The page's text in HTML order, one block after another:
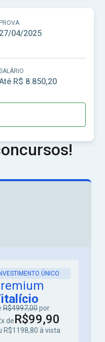
PROVA
27/04/2025
R$ 8.850,20
INVESTIMENTO ÚNICO
R$4997,00por
deR$99,90
R$1198,80 à vista